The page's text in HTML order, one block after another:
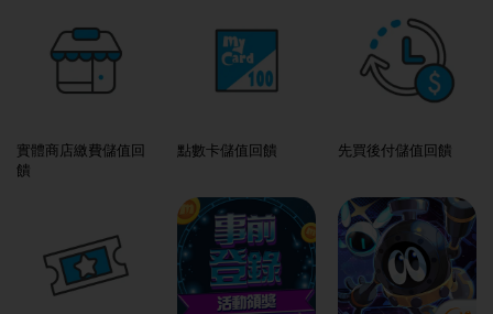
實體商店繳費儲值回
饋
點數卡儲值回饋 先買後付儲值回饋